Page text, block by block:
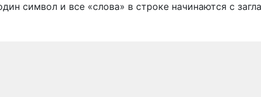
символ и все «слова» в строке начинаются с